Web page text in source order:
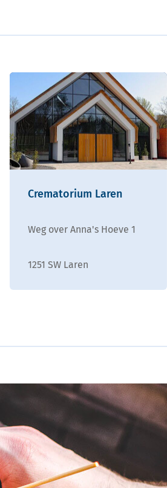
Crematorium Laren
Weg over Anna's Hoeve 1
1251 SW Laren